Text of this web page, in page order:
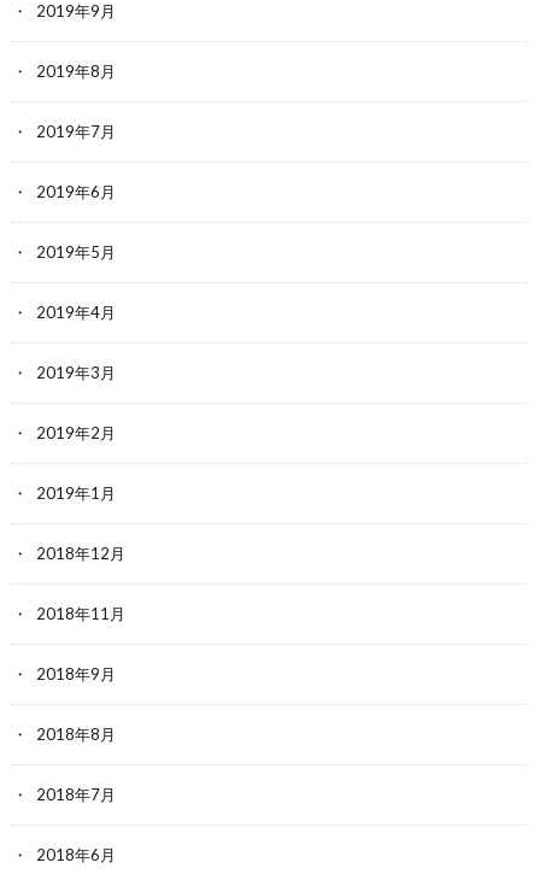
2019年9月
2019年8月
2019年7月
2019年6月
2019年5月
2019年4月
2019年3月
2019年2月
2019年1月
2018年12月
2018年11月
2018年9月
2018年8月
2018年7月
2018年6月